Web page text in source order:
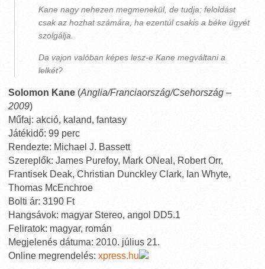
Kane nagy nehezen megmenekül, de tudja: feloldást
csak az hozhat számára, ha ezentúl csakis a béke ügyét
szolgálja.
Da vajon valóban képes lesz-e Kane megváltani a
lelkét?
Solomon Kane (Anglia/Franciaország/Csehország –
2009)
Műfaj: akció, kaland, fantasy
Játékidő: 99 perc
Rendezte: Michael J. Bassett
Szereplők: James Purefoy, Mark ONeal, Robert Orr,
Frantisek Deak, Christian Dunckley Clark, Ian Whyte,
Thomas McEnchroe
Bolti ár: 3190 Ft
Hangsávok: magyar Stereo, angol DD5.1
Feliratok: magyar, román
Megjelenés dátuma: 2010. július 21.
Online megrendelés: xpress.hu